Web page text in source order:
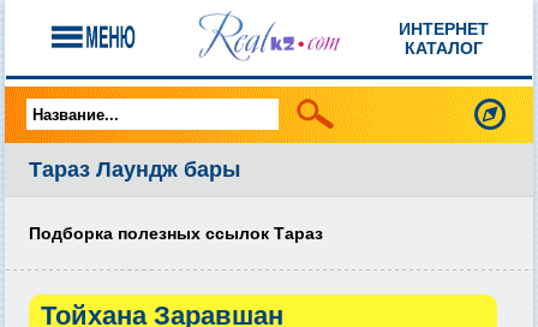
ИНТЕРНЕТ
КАТАЛОГ
Тараз Лаундж бары
Подборка полезных ссылок Тараз
Тойхана Заравшан